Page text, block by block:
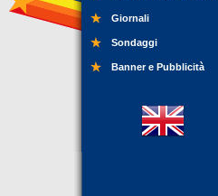
Giornali
Sondaggi
Banner e Pubblicità